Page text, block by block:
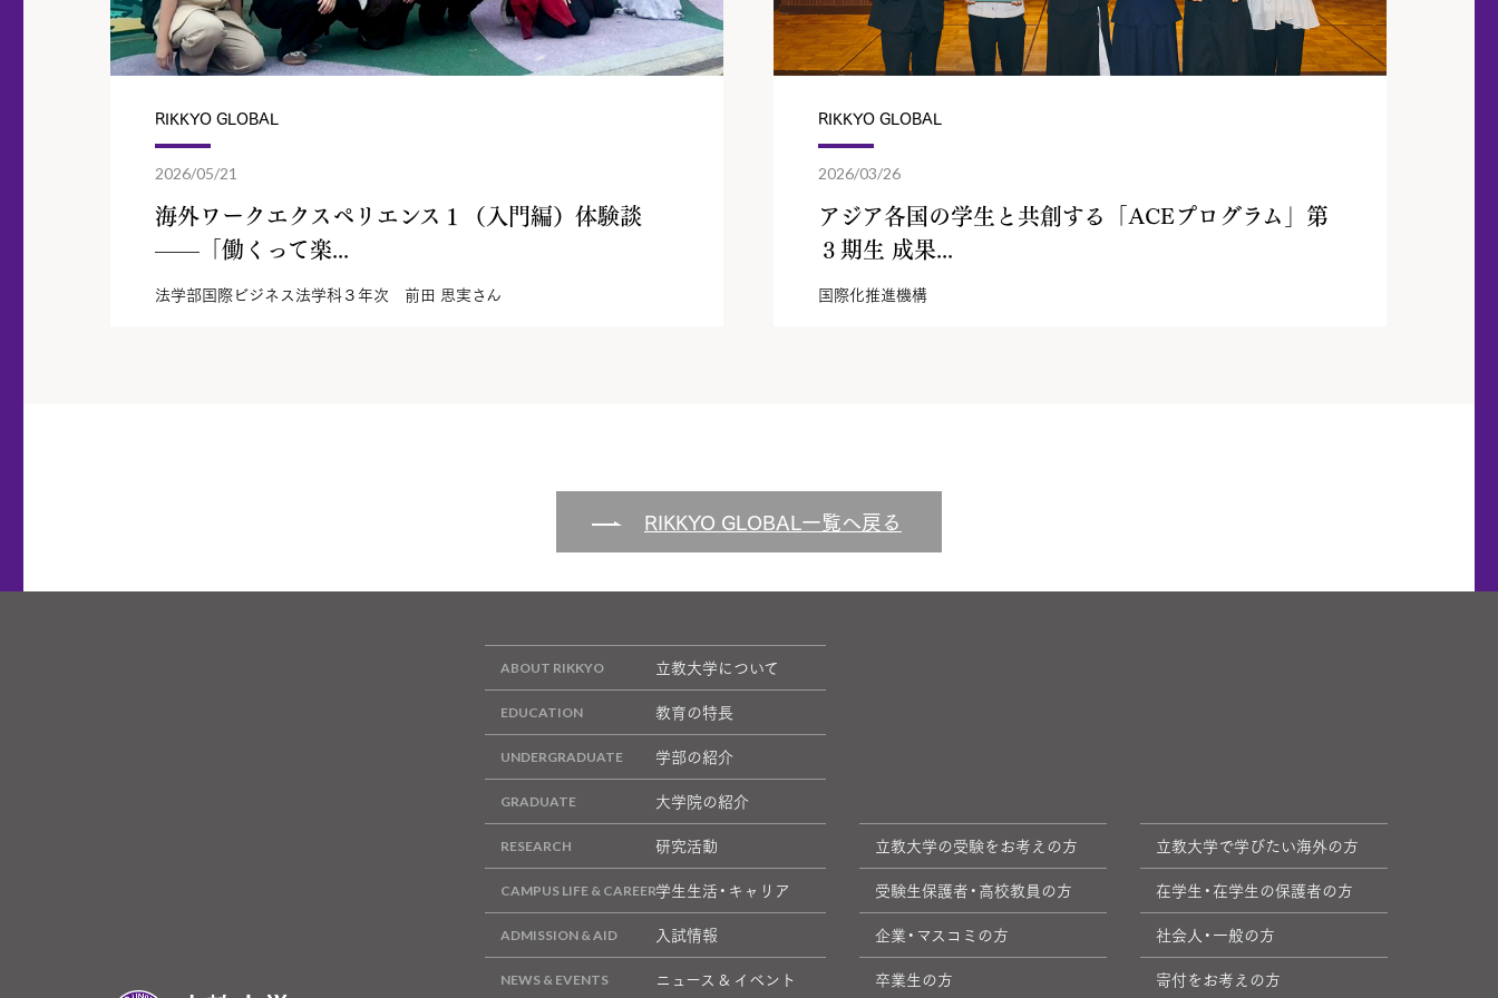
RIKKYO GLOBAL
2026/05/21
海外ワークエクスペリエンス１（入門編）体験談
——「働くって楽...
法学部国際ビジネス法学科３年次 前田 思実さん
RIKKYO GLOBAL
2026/03/26
アジア各国の学生と共創する「ACEプログラム」 第
３期生 成果...
国際化推進機構
RIKKYO GLOBAL一覧へ戻る
立教大学について
教育の特長
学部の紹介
大学院の紹介
研究活動
学生生活・キャリア
入試情報
ニュース & イベント
立教大学の受験をお考えの方
立教大学で学びたい海外の方
受験生保護者・高校教員の方
在学生・在学生の保護者の方
企業・マスコミの方
社会人・一般の方
卒業生の方
寄付をお考えの方